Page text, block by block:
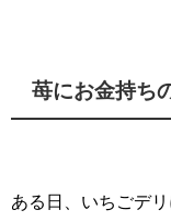
苺にお金持ち
ある日、いちごデ